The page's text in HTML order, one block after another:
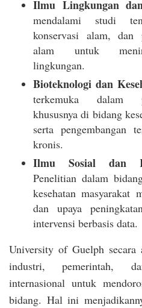
Ilmu Lingkungan
mendalami studi
konservasi alam, dan
alam untuk
lingkungan.
Bioteknologi dan
terkemuka dalam
khususnya di bidang
serta pengembangan
kronis.
Ilmu Sosial dan
Penelitian dalam
kesehatan masyarakat
dan upaya
intervensi berbasis data.
University of Guelph secara
industri, pemerintah,
internasional untuk
bidang. Hal ini